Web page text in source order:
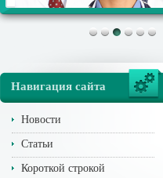
Навигация сайта
Новости
Статьи
Короткой строкой